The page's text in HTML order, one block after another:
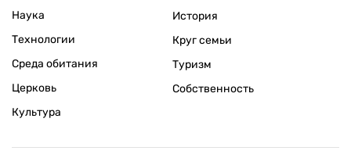
Наука
Технологии
Среда обитания
Церковь
Культура
История
Круг семьи
Туризм
Собственность